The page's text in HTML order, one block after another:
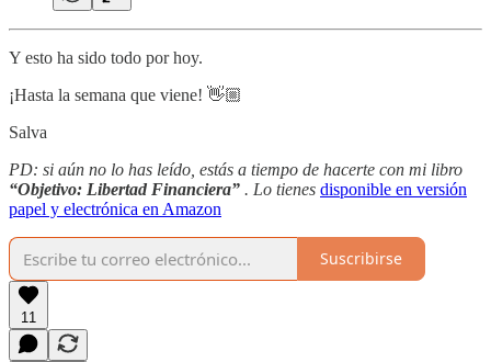
Y esto ha sido todo por hoy.
¡Hasta la semana que viene! 👋🏼
Salva
PD: si aún no lo has leído, estás a tiempo de hacerte con mi libro
“Objetivo: Libertad Financiera” . Lo tienes disponible en versión
papel y electrónica en Amazon
Suscribirse
11